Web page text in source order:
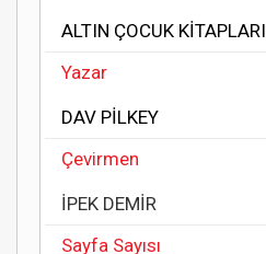
ALTIN ÇOCUK KİTAPLARI
Yazar
DAV PİLKEY
Çevirmen
İPEK DEMİR
Sayfa Sayısı